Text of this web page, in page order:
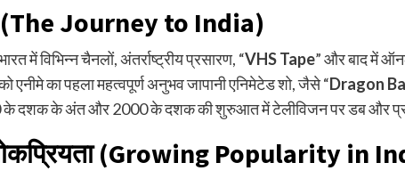
Journey to India)
में विभिन्न चैनलों, अंतर्राष्ट्रीय प्रसारण, “VHS Tape” और बाद में
एनीमे का पहला महत्वपूर्ण अनुभव जापानी एनिमेटेड शो, जैसे “Dragon
के दशक के अंत और 2000 के दशक की शुरुआत में टेलीविजन पर डब और
(Growing Popularity in